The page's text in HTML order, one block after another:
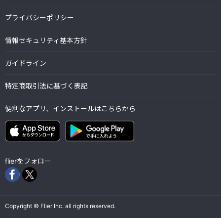
プライバシーポリシー
情報セキュリティ基本方針
ガイドライン
特定商取引法に基づく表記
便利なアプリ、インストールはこちらから
flierをフォロー
Copyright © Flier Inc. all rights reserved.